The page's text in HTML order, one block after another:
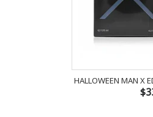
HALLOWEEN MAN X